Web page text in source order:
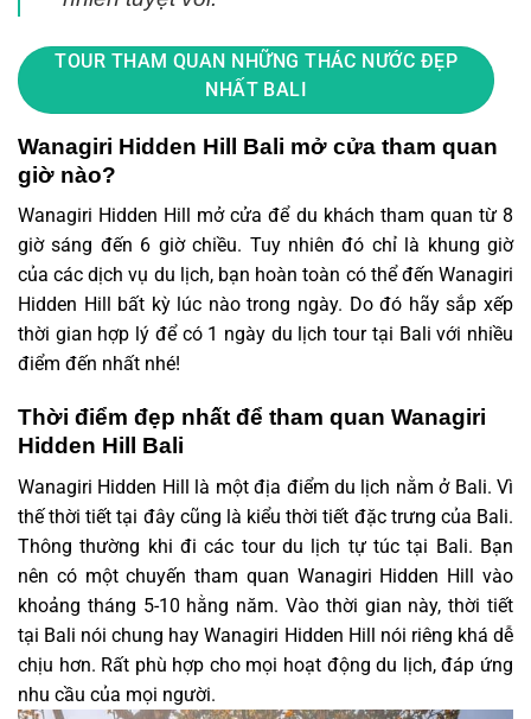
TOUR THAM QUAN NHỮNG THÁC NƯỚC ĐẸP
NHẤT BALI
Wanagiri Hidden Hill Bali mở cửa tham quan
giờ nào?
Wanagiri Hidden Hill mở cửa để du khách tham quan từ 8
giờ sáng đến 6 giờ chiều. Tuy nhiên đó chỉ là khung giờ
của các dịch vụ du lịch, bạn hoàn toàn có thể đến Wanagiri
Hidden Hill bất kỳ lúc nào trong ngày. Do đó hãy sắp xếp
thời gian hợp lý để có 1 ngày du lịch tour tại Bali với nhiều
điểm đến nhất nhé!
Thời điểm đẹp nhất để tham quan Wanagiri
Hidden Hill Bali
Wanagiri Hidden Hill là một địa điểm du lịch nằm ở Bali. Vì
thế thời tiết tại đây cũng là kiểu thời tiết đặc trưng của Bali.
Thông thường khi đi các tour du lịch tự túc tại Bali. Bạn
nên có một chuyến tham quan Wanagiri Hidden Hill vào
khoảng tháng 5-10 hằng năm. Vào thời gian này, thời tiết
tại Bali nói chung hay Wanagiri Hidden Hill nói riêng khá dễ
chịu hơn. Rất phù hợp cho mọi hoạt động du lịch, đáp ứng
nhu cầu của mọi người.